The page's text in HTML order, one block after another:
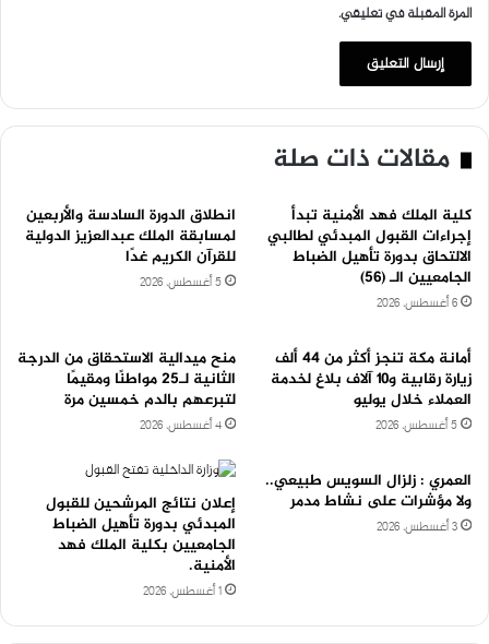
المرة المقبلة في تعليقي.
مقالات ذات صلة
كلية الملك فهد الأمنية تبدأ
إجراءات القبول المبدئي لطالبي
الالتحاق بدورة تأهيل الضباط
الجامعيين الـ (56)
6 أغسطس، 2026
انطلاق الدورة السادسة والأربعين
لمسابقة الملك عبدالعزيز الدولية
للقرآن الكريم غدًا
5 أغسطس، 2026
أمانة مكة تنجز أكثر من ٤٤ ألف
زيارة رقابية و١٠ آلاف بلاغ لخدمة
العملاء خلال يوليو
5 أغسطس، 2026
منح ميدالية الاستحقاق من الدرجة
الثانية لـ25 مواطنًا ومقيمًا
لتبرعهم بالدم خمسين مرة
4 أغسطس، 2026
العمري : زلزال السويس طبيعي..
ولا مؤشرات على نشاط مدمر
3 أغسطس، 2026
إعلان نتائج المرشحين للقبول
المبدئي بدورة تأهيل الضباط
الجامعيين بكلية الملك فهد
الأمنية.
1 أغسطس، 2026